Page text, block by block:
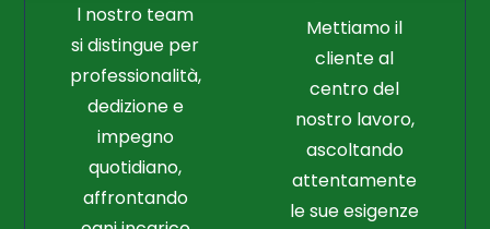
l nostro team
si distingue per
professionalità,
dedizione e
impegno
quotidiano,
affrontando
Mettiamo il
cliente al
centro del
nostro lavoro,
ascoltando
attentamente
le sue esigenze